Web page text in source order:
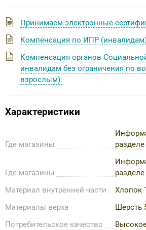
Принимаем электронные
Компенсация по ИПР
Компенсация органов
инвалидам без ограничения по
взрослым).
Характеристики
Где магазины
разделе
Где магазины
разделе
Материал внутренней части
Хлопок
Материалы верха
Шерсть
Потребительское качество